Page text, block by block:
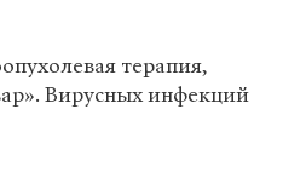
терапия,
Вирусных инфекций